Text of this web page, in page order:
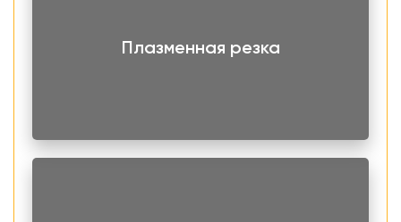
Плазменная резка